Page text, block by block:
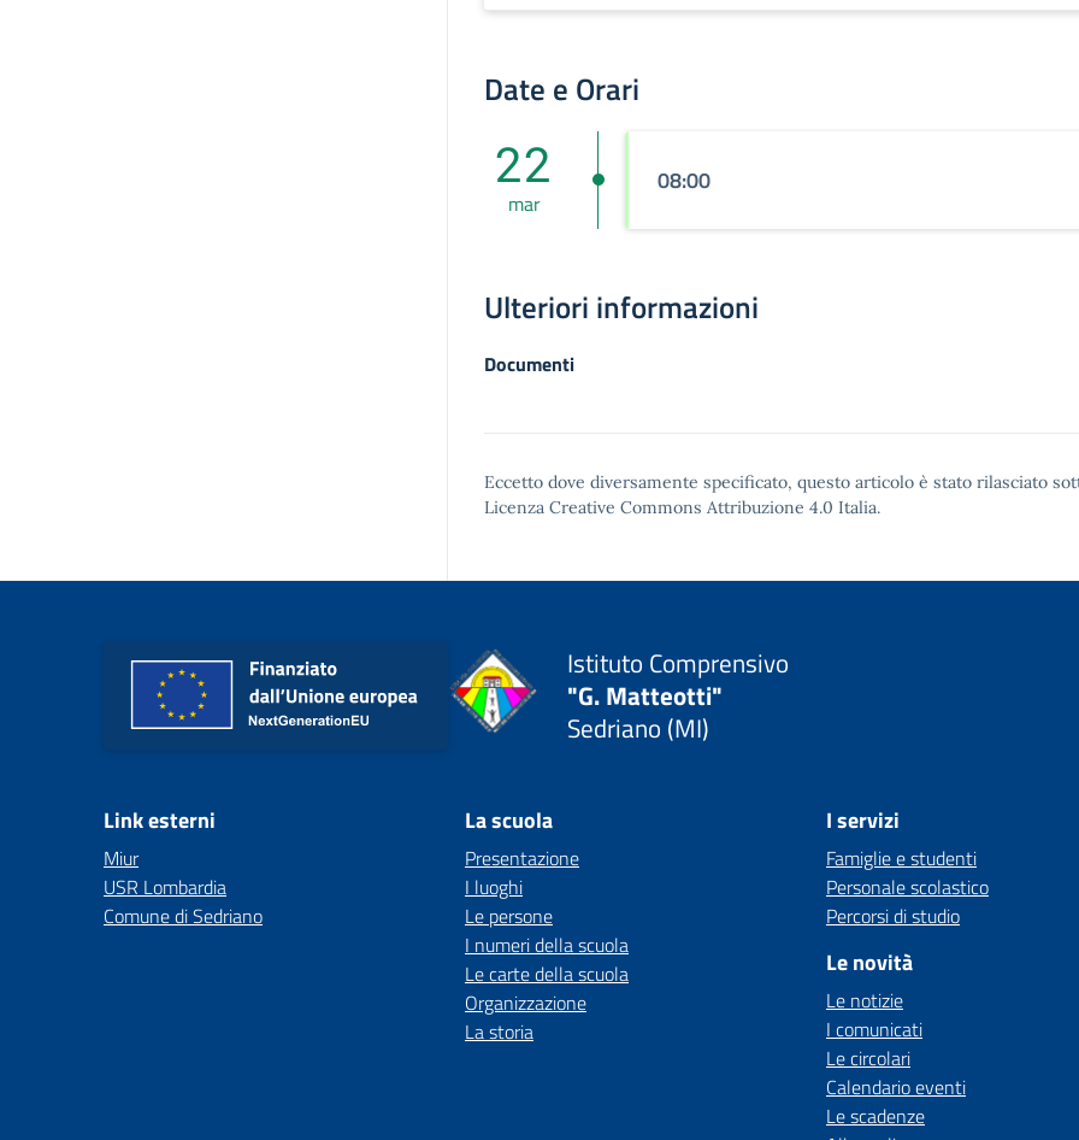
Date e Orari
22
mar
08:00
Ulteriori informazioni
Documenti
Eccetto dove diversamente specificato, questo articolo è stato rilasciato
Licenza Creative Commons Attribuzione 4.0 Italia.
Istituto Comprensivo
"G. Matteotti"
Sedriano (MI)
Link esterni
Miur
USR Lombardia
Comune di Sedriano
La scuola
Presentazione
I luoghi
Le persone
I numeri della scuola
Le carte della scuola
Organizzazione
La storia
I servizi
Famiglie e studenti
Personale scolastico
Percorsi di studio
Le novità
Le notizie
I comunicati
Le circolari
Calendario eventi
Le scadenze